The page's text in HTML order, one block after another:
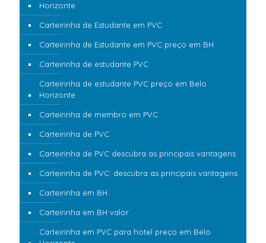
Horizonte
Carteirinha de Estudante em PVC
Carteirinha de Estudante em PVC preço em BH
Carteirinha de estudante PVC
Carteirinha de estudante PVC preço em Belo
Horizonte
Carteirinha de membro em PVC
Carteirinha de PVC
Carteirinha de PVC descubra as principais vantagens
Carteirinha de PVC: descubra as principais vantagens
Carteirinha em BH
Carteirinha em BH valor
Carteirinha em PVC para hotel preço em Belo